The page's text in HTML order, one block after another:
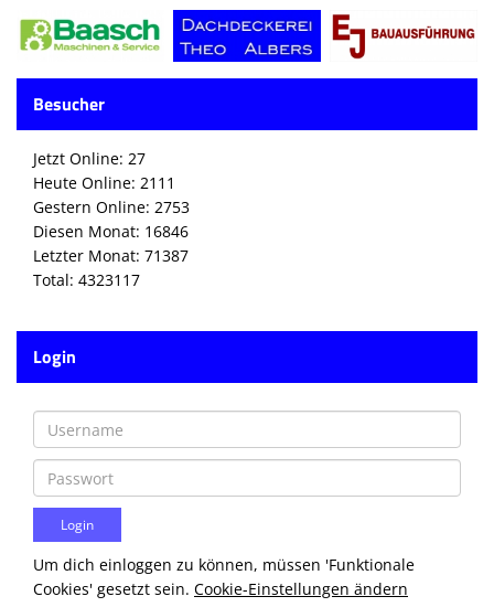
Besucher
Jetzt Online: 27
Heute Online: 2111
Gestern Online: 2753
Diesen Monat: 16846
Letzter Monat: 71387
Total: 4323117
Login
Um dich einloggen zu können, müssen 'Funktionale
Cookies' gesetzt sein. Cookie-Einstellungen ändern